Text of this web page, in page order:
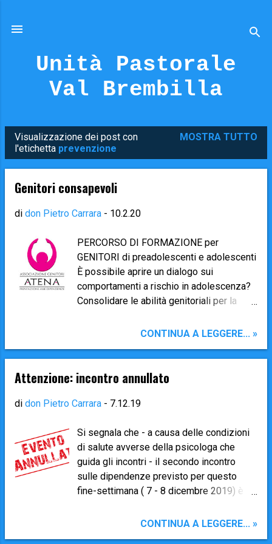
Unità Pastorale
Val Brembilla
o
Visualizzazione dei post con
l'etichetta prevenzione
MOSTRA TUTTO
Genitori consapevoli
di don Pietro Carrara - 10.2.20
PERCORSO DI FORMAZIONE per
GENITORI di preadolescenti e adolescenti
È possibile aprire un dialogo sui
comportamenti a rischio in adolescenza?
Consolidare le abilità genitoriali per la
percorso formativo gratuito, i cui costi
Atena ( www.associazionegenitoriatena.it
), si rivolge a genitori di preadolescenti e
Brembilla. Questo percorso affronterà
improntati alla prevenzione delle
dipendenze da alcol e droghe , stimolando
una riflessione su quanto gli adulti
possano fare rispetto a questo tema. Il
percorso si articolerà in due serate
ciascuna. PRIMO INCONTRO giovedì 13
CONTINUA A LEGGERE... »
Attenzione: incontro annullato
di don Pietro Carrara - 7.12.19
Si segnala che - a causa delle condizioni
di salute avverse della psicologa che
guida gli incontri - il secondo incontro
sulle dipendenze previsto per questo
fine-settimana ( 7 - 8 dicembre 2019) è
riprogrammato a gennaio. Daremo quanto
CONTINUA A LEGGERE... »